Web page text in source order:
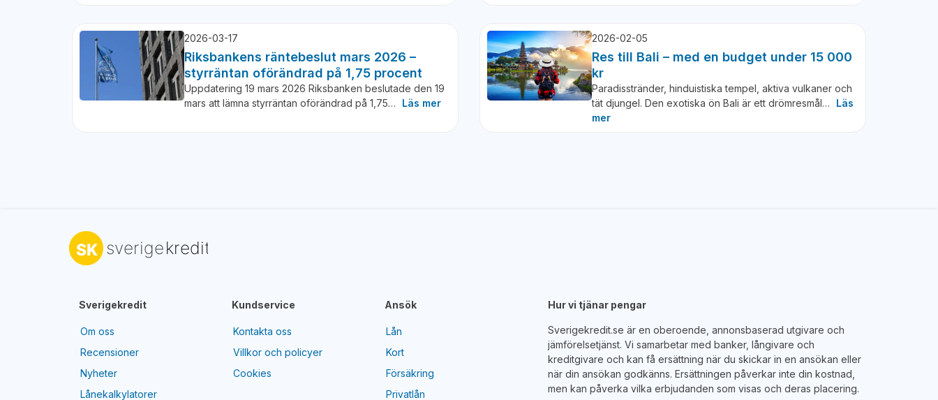
2026-03-17
Riksbankens räntebeslut mars 2026 –
styrräntan oförändrad på 1,75 procent
Uppdatering 19 mars 2026 Riksbanken beslutade den 19
mars att lämna styrräntan oförändrad på 1,75…
Läs mer
2026-02-05
Res till Bali – med en budget under 15 000
kr
Paradisstränder, hinduistiska tempel, aktiva vulkaner och
tät djungel. Den exotiska ön Bali är ett drömresmål…
Läs
mer
Sverigekredit
Om oss
Recensioner
Nyheter
Lånekalkylatorer
Kundservice
Kontakta oss
Villkor och policyer
Cookies
Ansök
Lån
Kort
Försäkring
Privatlån
Hur vi tjänar pengar
Sverigekredit.se är en oberoende, annonsbaserad utgivare och
jämförelsetjänst. Vi samarbetar med banker, långivare och
kreditgivare och kan få ersättning när du skickar in en ansökan eller
när din ansökan godkänns. Ersättningen påverkar inte din kostnad,
men kan påverka vilka erbjudanden som visas och deras placering.